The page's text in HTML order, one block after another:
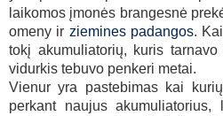
laikomos įmonės brangesnė
omeny ir ziemines padangos.
tokį akumuliatorių, kuris
vidurkis tebuvo penkeri metai.
Vienur yra pastebimas kai
perkant naujus akumuliatorius,